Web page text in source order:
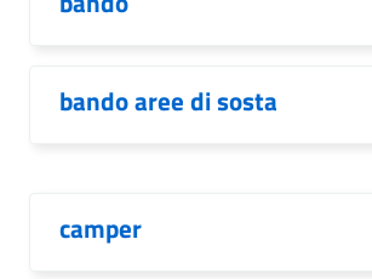
bando aree di sosta
camper